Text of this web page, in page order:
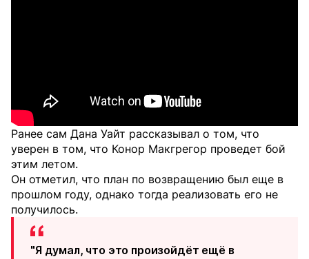
Ранее сам Дана Уайт рассказывал о том, что
уверен в том, что Конор Макгрегор проведет бой
этим летом.
Он отметил, что план по возвращению был еще в
прошлом году, однако тогда реализовать его не
получилось.
"Я думал, что это произойдёт ещё в